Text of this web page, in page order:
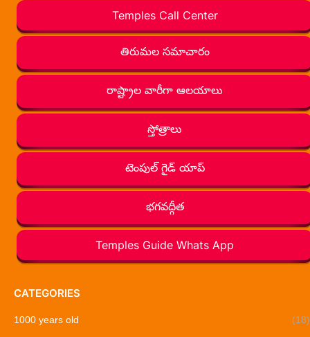
Temples Call Center
తిరుమల సమాచారం
రాష్ట్రాల వారీగా ఆలయాలు
స్తోత్రాలు
టెంపుల్ గైడ్ యాప్
భగవద్గీత
Temples Guide Whats App
CATEGORIES
1000 years old (18)